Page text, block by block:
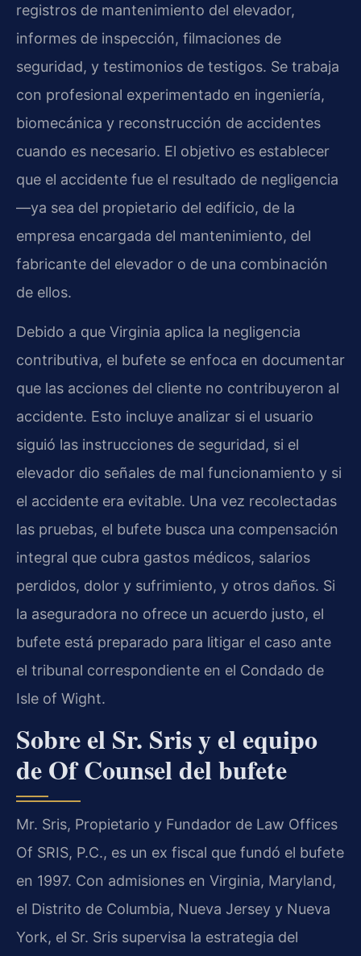
registros de mantenimiento del elevador,
informes de inspección, filmaciones de
seguridad, y testimonios de testigos. Se trabaja
con profesional experimentado en ingeniería,
biomecánica y reconstrucción de accidentes
cuando es necesario. El objetivo es establecer
que el accidente fue el resultado de negligencia
—ya sea del propietario del edificio, de la
empresa encargada del mantenimiento, del
fabricante del elevador o de una combinación
de ellos.
Debido a que Virginia aplica la negligencia
contributiva, el bufete se enfoca en documentar
que las acciones del cliente no contribuyeron al
accidente. Esto incluye analizar si el usuario
siguió las instrucciones de seguridad, si el
elevador dio señales de mal funcionamiento y si
el accidente era evitable. Una vez recolectadas
las pruebas, el bufete busca una compensación
integral que cubra gastos médicos, salarios
perdidos, dolor y sufrimiento, y otros daños. Si
la aseguradora no ofrece un acuerdo justo, el
bufete está preparado para litigar el caso ante
el tribunal correspondiente en el Condado de
Isle of Wight.
Sobre el Sr. Sris y el equipo
de Of Counsel del bufete
Mr. Sris, Propietario y Fundador de Law Offices
Of SRIS, P.C., es un ex fiscal que fundó el bufete
en 1997. Con admisiones en Virginia, Maryland,
el Distrito de Columbia, Nueva Jersey y Nueva
York, el Sr. Sris supervisa la estrategia del